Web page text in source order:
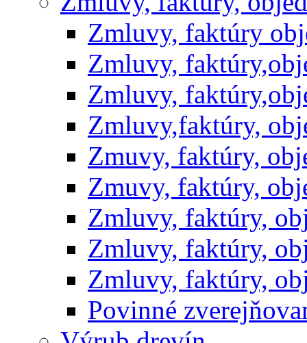
Zmluvy, faktúry
Zmluvy,
Zmluvy,
Zmluvy,faktúry,
Zmuvy, faktúry,
Zmuvy, faktúry,
Zmluvy, faktúry,
Zmluvy, faktúry,
Zmluvy, faktúry,
Povinné